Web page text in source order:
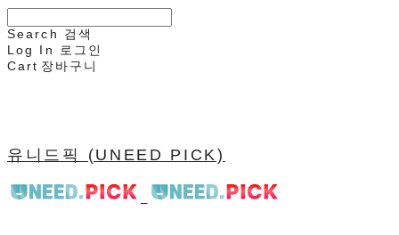
Search
검색
Log In
로그인
Cart 장바구니
유니드픽 (UNEED PICK)